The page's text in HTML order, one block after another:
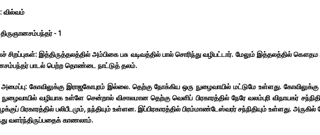
வில்வம்
- 1
சிறப்புகள்: இத்திருத்தலத்தில் அம்பிகை பசு வடிவத்தில் பால் சொரிந்து வழிபட்டார். மேலும் இத்தலத்தில்
பாடல் பெற்ற தொண்டை நாட்டுத் தலம்.
கோவிலுக்கு இராஜகோபுரம் இல்லை. தெற்கு நோக்கிய ஒரு நுழைவாயில் மட்டுமே உள்ளது. கோவிலுக்கு
வழியாக உள்ளே சென்றால் விசாலமான தெற்கு வெளிப் பிரகாரத்தில் நேரே வலம்புரி விநாயகர்
பிரகாரத்தில் பலிபீடமும், நந்தியும் உள்ளன. இப்பிரகாரத்தில் பிரம்மாண்டேஸ்வரர் சந்நிதியும் உள்ளது.
வளர்ந்திருப்பதைக் காணலாம்.